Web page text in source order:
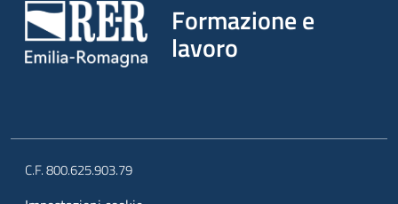
Formazione e
lavoro
C.F. 800.625.903.79